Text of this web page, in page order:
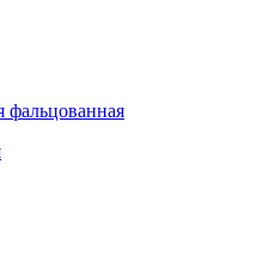
фальцованная